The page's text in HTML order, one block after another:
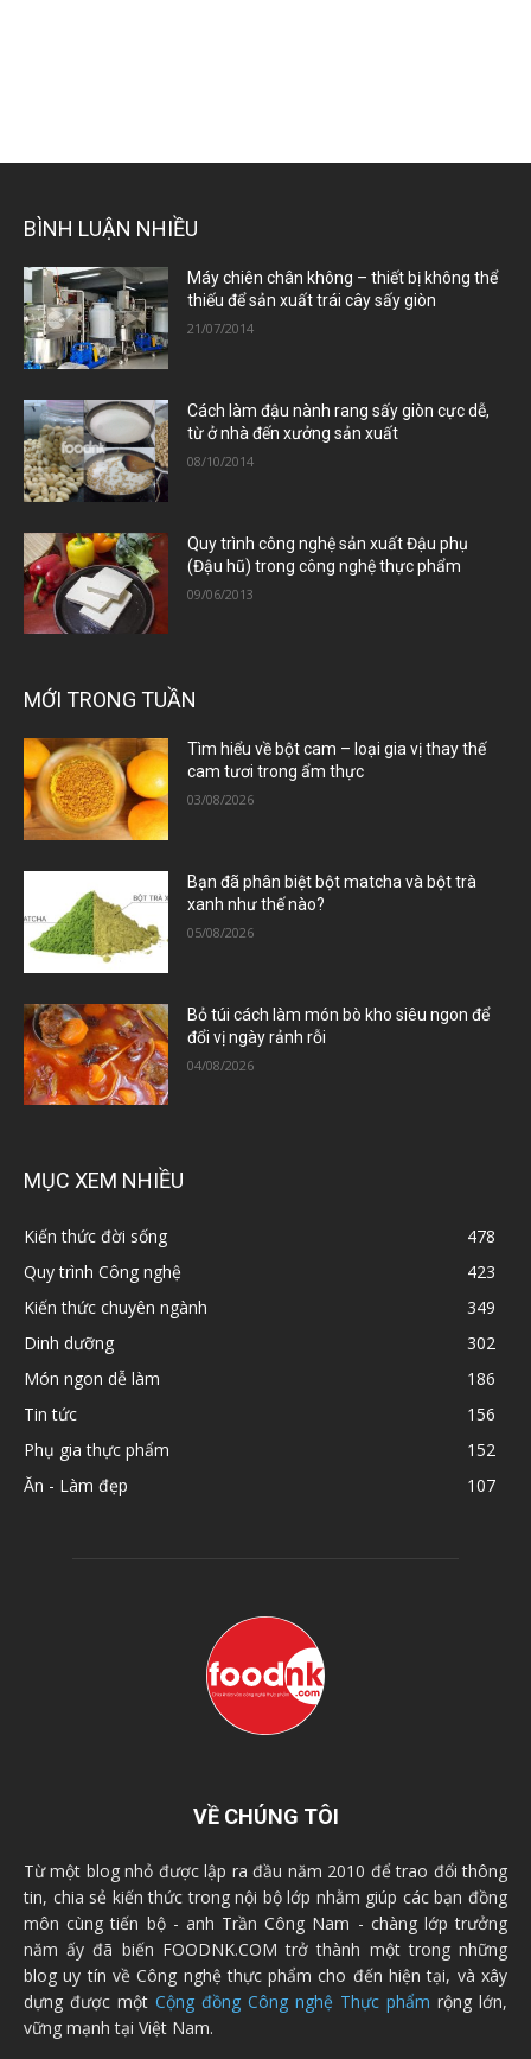
BÌNH LUẬN NHIỀU
Máy chiên chân không – thiết bị không thể
thiếu để sản xuất trái cây sấy giòn
21/07/2014
Cách làm đậu nành rang sấy giòn cực dễ,
từ ở nhà đến xưởng sản xuất
08/10/2014
Quy trình công nghệ sản xuất Đậu phụ
(Đậu hũ) trong công nghệ thực phẩm
09/06/2013
MỚI TRONG TUẦN
Tìm hiểu về bột cam – loại gia vị thay thế
cam tươi trong ẩm thực
03/08/2026
Bạn đã phân biệt bột matcha và bột trà
xanh như thế nào?
05/08/2026
Bỏ túi cách làm món bò kho siêu ngon để
đổi vị ngày rảnh rỗi
04/08/2026
MỤC XEM NHIỀU
Kiến thức đời sống
478
Quy trình Công nghệ
423
Kiến thức chuyên ngành
349
Dinh dưỡng
302
Món ngon dễ làm
186
Tin tức
156
Phụ gia thực phẩm
152
Ăn - Làm đẹp
107
VỀ CHÚNG TÔI
Từ một blog nhỏ được lập ra đầu năm 2010 để trao đổi thông
tin, chia sẻ kiến thức trong nội bộ lớp nhằm giúp các bạn đồng
môn cùng tiến bộ - anh Trần Công Nam - chàng lớp trưởng
năm ấy đã biến FOODNK.COM trở thành một trong những
blog uy tín về Công nghệ thực phẩm cho đến hiện tại, và xây
dựng được một Cộng đồng Công nghệ Thực phẩm rộng lớn,
vững mạnh tại Việt Nam.